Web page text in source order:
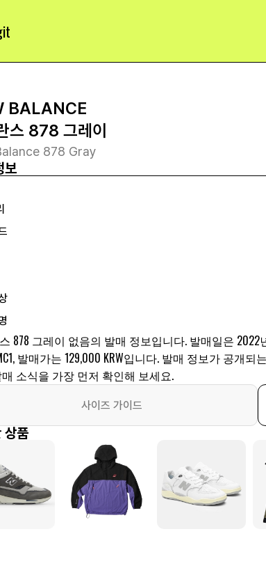
BALANCE
스 878 그레이
878 Gray
보
878 그레이 없음의 발매 정보입니다. 발매일은 2022
발매가는 129,000 KRW입니다. 발매 정보가 공개되
소식을 가장 먼저 확인해 보세요.
사이즈 가이드
상품